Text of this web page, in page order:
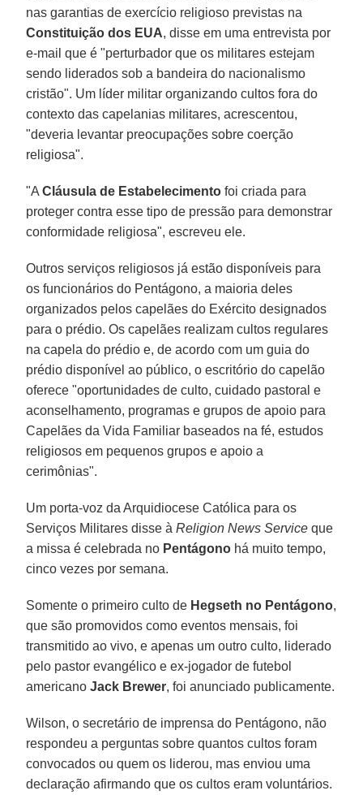
nas garantias de exercício religioso previstas na
Constituição dos EUA, disse em uma entrevista por
e-mail que é "perturbador que os militares estejam
sendo liderados sob a bandeira do nacionalismo
cristão". Um líder militar organizando cultos fora do
contexto das capelanias militares, acrescentou,
"deveria levantar preocupações sobre coerção
religiosa".
"ACláusula de Estabelecimento foi criada para
proteger contra esse tipo de pressão para demonstrar
conformidade religiosa", escreveu ele.
Outros serviços religiosos já estão disponíveis para
os funcionários do Pentágono, a maioria deles
organizados pelos capelães do Exército designados
para o prédio. Os capelães realizam cultos regulares
na capela do prédio e, de acordo com um guia do
prédio disponível ao público, o escritório do capelão
oferece "oportunidades de culto, cuidado pastoral e
aconselhamento, programas e grupos de apoio para
Capelães da Vida Familiar baseados na fé, estudos
religiosos em pequenos grupos e apoio a
cerimônias".
Um porta-voz da Arquidiocese Católica para os
Serviços Militares disse àReligion News Service que
a missa é celebrada no Pentágono há muito tempo,
cinco vezes por semana.
Somente o primeiro culto de Hegseth no Pentágono,
que são promovidos como eventos mensais, foi
transmitido ao vivo, e apenas um outro culto, liderado
pelo pastor evangélico e ex-jogador de futebol
americanoJack Brewer, foi anunciado publicamente.
Wilson, o secretário de imprensa do Pentágono, não
respondeu a perguntas sobre quantos cultos foram
convocados ou quem os liderou, mas enviou uma
declaração afirmando que os cultos eram voluntários.